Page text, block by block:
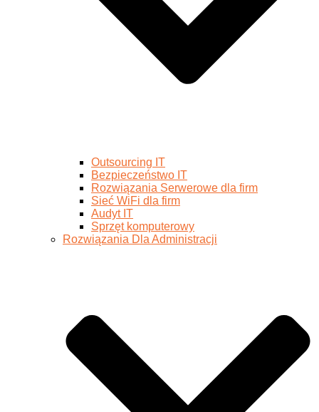
Outsourcing IT
Bezpieczeństwo IT
Rozwiązania Serwerowe dla firm
Sieć WiFi dla firm
Audyt IT
Sprzęt komputerowy
Rozwiązania Dla Administracji